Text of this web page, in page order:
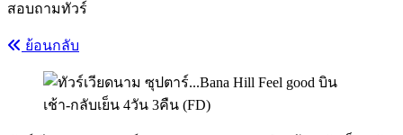
สอบถามทัวร์
ย้อนกลับ